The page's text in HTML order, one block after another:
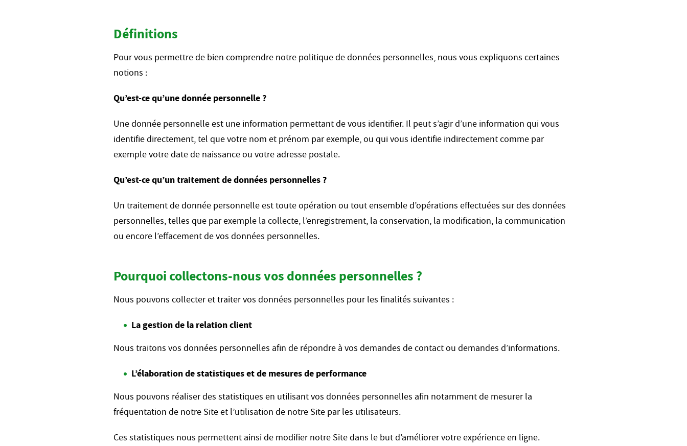
Définitions
Pour vous permettre de bien comprendre notre politique de données personnelles, nous vous expliquons certaines
notions :
Qu’est-ce qu’une donnée personnelle ?
Une donnée personnelle est une information permettant de vous identifier. Il peut s’agir d’une information qui vous
identifie directement, tel que votre nom et prénom par exemple, ou qui vous identifie indirectement comme par
exemple votre date de naissance ou votre adresse postale.
Qu’est-ce qu’un traitement de données personnelles ?
Un traitement de donnée personnelle est toute opération ou tout ensemble d’opérations effectuées sur des données
personnelles, telles que par exemple la collecte, l’enregistrement, la conservation, la modification, la communication
ou encore l’effacement de vos données personnelles.
Pourquoi collectons-nous vos données personnelles ?
Nous pouvons collecter et traiter vos données personnelles pour les finalités suivantes :
La gestion de la relation client
Nous traitons vos données personnelles afin de répondre à vos demandes de contact ou demandes d’informations.
L’élaboration de statistiques et de mesures de performance
Nous pouvons réaliser des statistiques en utilisant vos données personnelles afin notamment de mesurer la
fréquentation de notre Site et l’utilisation de notre Site par les utilisateurs.
Ces statistiques nous permettent ainsi de modifier notre Site dans le but d’améliorer votre expérience en ligne.